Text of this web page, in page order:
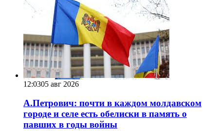
12:0305 авг 2026
А.Петрович: почти в каждом молдавском
городе и селе есть обелиски в память о
павших в годы войны